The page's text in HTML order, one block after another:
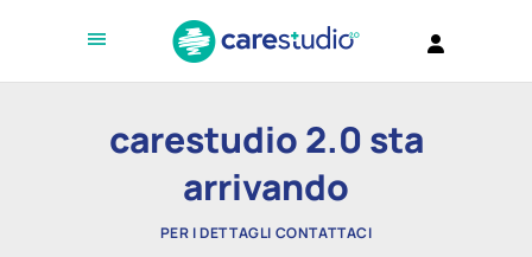
carestudio 2.0 sta
arrivando
PER I DETTAGLI CONTATTACI